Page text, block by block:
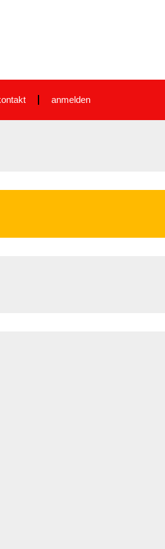
anmelden